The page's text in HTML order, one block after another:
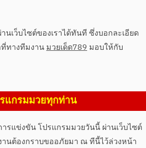
นเว็บไซต์ของเราได้ทันที ซึ่งบอกละเอียด
ทางทีมงานมวยเด็ด789มอบให้กับ
แกรมมวยทุกท่าน
แข่งขัน โปรแกรมมวยวันนี้ ผ่านเว็บไซต์
นต้องกราบขออภัยมา ณ ทีนี้ไว้ล่วงหน้า